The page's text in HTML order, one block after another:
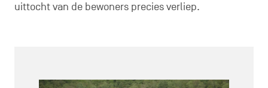
uittocht van de bewoners precies verliep.